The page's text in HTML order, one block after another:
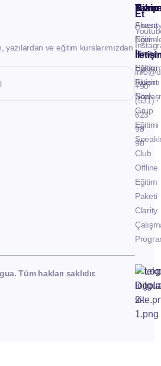
yazılardan ve eğitim kurslarımızdan
İletişim
Fluent
Now -
Birebir
Eğitim
Fluent
Now -
Grup
Eğitimi
Club
Offline
Eğitim
Paketi
Clarity
Takip
Et
+90
(531)
623
98
90
Tüm hakları saklıdır.